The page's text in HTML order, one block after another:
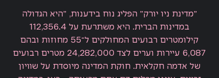
״מדינת ניו יורק״ הפליג נוח בידענות, ״היא הגדולה
במדינות הברית. היא משתרעת על 112,356.4
קילומטרים רבועים המחולקים ל־55 מחוזות ובהם
6,087 עיירות וערים לצד 24,282,000 מטרים רבועים
של אדמה חקלאית. חוקת המדינה מיוסדת על שוויון